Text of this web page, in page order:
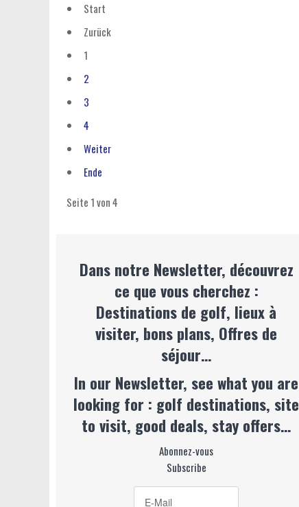
Start
Zurück
1
2
3
4
Weiter
Ende
Seite 1 von 4
Dans notre Newsletter, découvrez
ce que vous cherchez :
Destinations de golf, lieux à
visiter, bons plans, Offres de
séjour…
In our Newsletter, see what you are
looking for : golf destinations, site
to visit, good deals, stay offers…
Abonnez-vous
Subscribe